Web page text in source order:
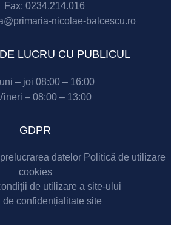
Fax: 0234.214.016
nicolae-balcescu.ro
LUCRU CU PUBLICUL
– joi 08:00 – 16:00
– 08:00 – 13:00
GDPR
datelor Politică de utilizare
cookies
de utilizare a site-ului
de confidențialitate site